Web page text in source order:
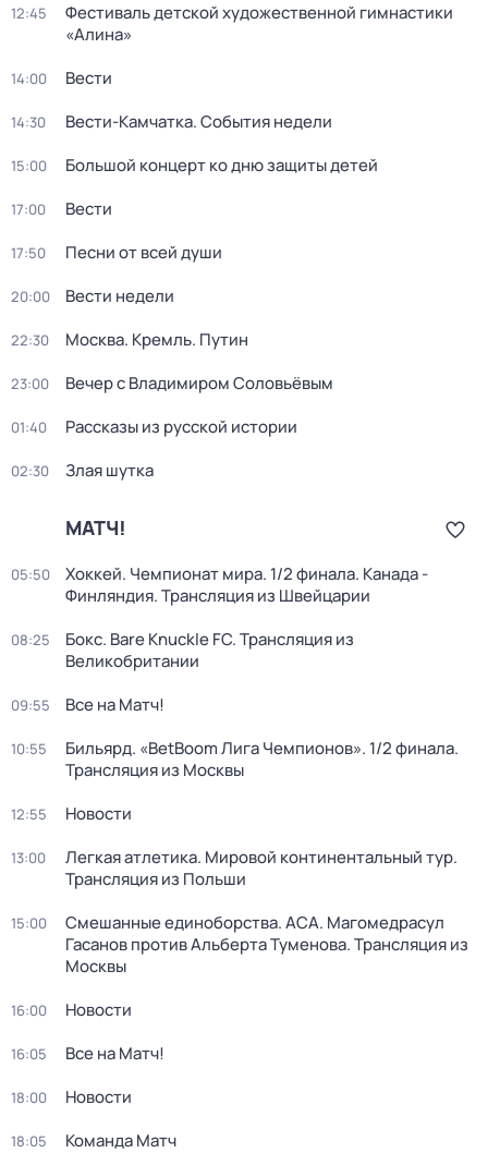
12:45
Фестиваль детской художественной гимнастики
«Алина»
14:00 Вести
14:30 Вести-Камчатка. События недели
15:00 Большой концерт ко дню защиты детей
17:00 Вести
17:50 Песни от всей души
20:00 Вести недели
22:30 Москва. Кремль. Путин
23:00 Вечер с Владимиром Соловьёвым
01:40 Рассказы из русской истории
02:30 Злая шутка
МАТЧ!
05:50
Хоккей. Чемпионат мира. 1/2 финала. Канада -
Финляндия. Трансляция из Швейцарии
08:25
Бокс. Bare Knuckle FC. Трансляция из
Великобритании
09:55 Все на Матч!
10:55
Бильярд. «BetBoom Лига Чемпионов». 1/2 финала.
Трансляция из Москвы
12:55 Новости
13:00
Легкая атлетика. Мировой континентальный тур.
Трансляция из Польши
15:00
Смешанные единоборства. ACA. Магомедрасул
Гасанов против Альберта Туменова. Трансляция из
Москвы
16:00 Новости
16:05 Все на Матч!
18:00 Новости
18:05 Команда Матч